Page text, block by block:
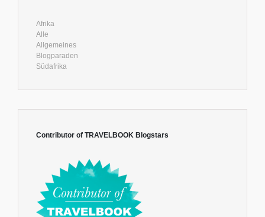
Afrika
Alle
Allgemeines
Blogparaden
Südafrika
Contributor of TRAVELBOOK Blogstars